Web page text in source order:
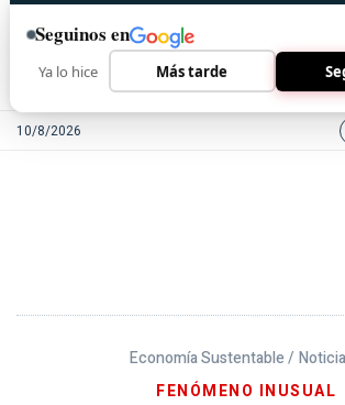
10/8/2026
Economía Sustentable /
FENÓMENO INUSUAL
Seguinos en
Ya lo hice Más tarde